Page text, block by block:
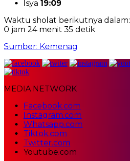
Isya 19:09
Waktu sholat berikutnya dalam:
0 jam 24 menit 35 detik
Sumber: Kemenag
MEDIA NETWORK
Facebook.com
Instagram.com
Whatsapp.com
Tiktok.com
Twitter.com
Youtube.com